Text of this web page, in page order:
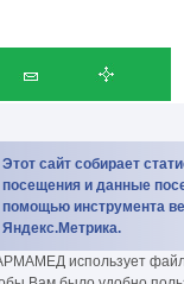
Этот сайт собирает
посещения и данные
помощью инструмента
Яндекс.Метрика.
использует